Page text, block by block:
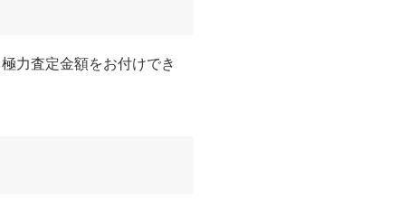
力査定金額をお付けでき